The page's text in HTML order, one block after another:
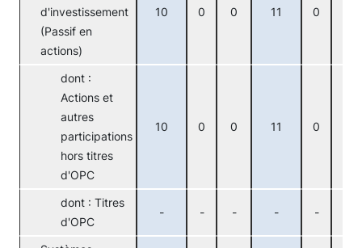
d'investissement
(Passif en
actions)
10 0 0 11 0
dont :
Actions et
autres
participations
hors titres
d'OPC
10 0 0 11 0
dont : Titres
d'OPC
- - - - -